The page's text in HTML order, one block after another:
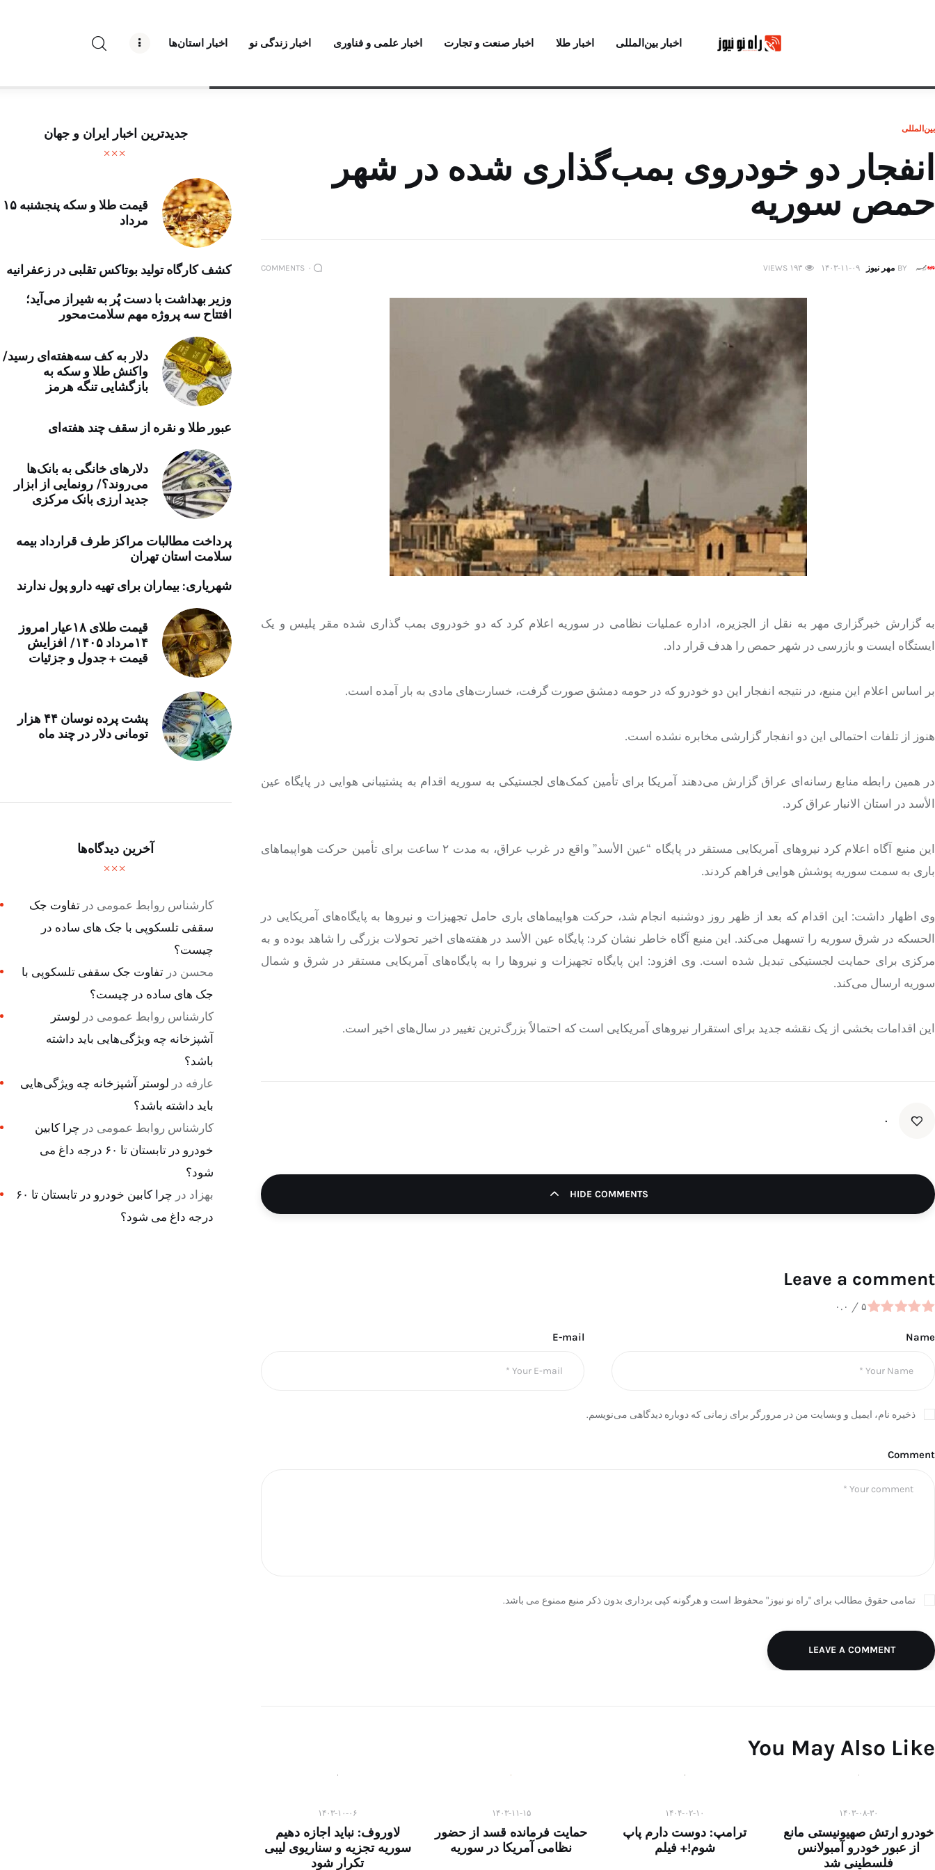
اخبار بین‌المللی اخبار طلا اخبار صنعت و تجارت اخبار علمی و فناوری اخبار زندگی نو اخبار استان‌ها
درباره راه‌ نو نیوز
پایگاه خبری آبان
خرید موتور ایمپلنت
بین‌المللی
انفجار دو خودروی بمب‌گذاری شده در شهر
حمص سوریه
BY مهر نیوز ۱۴۰۳-۱۱-۰۹ ۱۹۳ VIEWS ۰ COMMENTS
به گزارش خبرگزاری مهر به نقل از الجزیره، اداره عملیات نظامی در سوریه اعلام کرد که دو خودروی بمب گذاری شده مقر پلیس و یک
ایستگاه ایست و بازرسی در شهر حمص را هدف قرار داد.
بر اساس اعلام این منبع، در نتیجه انفجار این دو خودرو که در حومه دمشق صورت گرفت، خسارت‌های مادی به بار آمده است.
هنوز از تلفات احتمالی این دو انفجار گزارشی مخابره نشده است.
در همین رابطه منابع رسانه‌ای عراق گزارش می‌دهند آمریکا برای تأمین کمک‌های لجستیکی به سوریه اقدام به پشتیبانی هوایی در پایگاه عین
الأسد در استان الانبار عراق کرد.
این منبع آگاه اعلام کرد نیروهای آمریکایی مستقر در پایگاه “عین الأسد” واقع در غرب عراق، به مدت ۲ ساعت برای تأمین حرکت هواپیماهای
باری به سمت سوریه پوشش هوایی فراهم کردند.
وی اظهار داشت: این اقدام که بعد از ظهر روز دوشنبه انجام شد، حرکت هواپیماهای باری حامل تجهیزات و نیروها به پایگاه‌های آمریکایی در
الحسکه در شرق سوریه را تسهیل می‌کند. این منبع آگاه خاطر نشان کرد: پایگاه عین الأسد در هفته‌های اخیر تحولات بزرگی را شاهد بوده و به
مرکزی برای حمایت لجستیکی تبدیل شده است. وی افزود: این پایگاه تجهیزات و نیروها را به پایگاه‌های آمریکایی مستقر در شرق و شمال
سوریه ارسال می‌کند.
این اقدامات بخشی از یک نقشه جدید برای استقرار نیروهای آمریکایی است که احتمالاً بزرگ‌ترین تغییر در سال‌های اخیر است.
۰
HIDE COMMENTS
Leave a comment
۰.۰ / ۵
Name
E-mail
ذخیره نام، ایمیل و وبسایت من در مرورگر برای زمانی که دوباره دیدگاهی می‌نویسم.
Comment
تمامی حقوق مطالب برای "راه نو نیوز" محفوظ است و هرگونه کپی برداری بدون ذکر منبع ممنوع می باشد.
LEAVE A COMMENT
You May Also Like
۱۴۰۳-۰۸-۳۰
خودرو ارتش صهیونیستی مانع
از عبور خودرو آمبولانس
فلسطینی شد
۱۴۰۴-۰۲-۱۰
ترامپ: دوست دارم پاپ
شوم!+ فیلم
۱۴۰۳-۱۱-۱۵
حمایت فرمانده قسد از حضور
نظامی آمریکا در سوریه
۱۴۰۳-۱۰-۰۶
لاوروف: نباید اجازه دهیم
سوریه تجزیه و سناریوی لیبی
تکرار شود
جدیدترین اخبار ایران و جهان
قیمت طلا و سکه پنجشنبه ۱۵
مرداد
کشف کارگاه تولید بوتاکس تقلبی در زعفرانیه
وزیر بهداشت با دست پُر به شیراز می‌آید؛
افتتاح سه پروژه مهم سلامت‌محور
دلار به کف سه‌هفته‌ای رسید/
واکنش طلا و سکه به
بازگشایی تنگه هرمز
عبور طلا و نقره از سقف چند هفته‌ای
دلارهای خانگی به بانک‌ها
می‌روند؟/ رونمایی از ابزار
جدید ارزی بانک مرکزی
پرداخت مطالبات مراکز طرف قرارداد بیمه
سلامت استان تهران
شهریاری: بیماران برای تهیه دارو پول ندارند
قیمت طلای ۱۸عیار امروز
۱۴مرداد ۱۴۰۵/ افزایش
قیمت + جدول و جزئیات
پشت پرده نوسان ۴۴ هزار
تومانی دلار در چند ماه
آخرین دیدگاه‌ها
کارشناس روابط عمومی در تفاوت جک
سقفی تلسکوپی با جک های ساده در
چیست؟
محسن در تفاوت جک سقفی تلسکوپی با
جک های ساده در چیست؟
کارشناس روابط عمومی در لوستر
آشپزخانه چه ویژگی‌هایی باید داشته
باشد؟
عارفه در لوستر آشپزخانه چه ویژگی‌هایی
باید داشته باشد؟
کارشناس روابط عمومی در چرا کابین
خودرو در تابستان تا ۶۰ درجه داغ می
شود؟
بهزاد در
چرا کابین خودرو در تابستان تا ۶۰
درجه داغ می شود؟